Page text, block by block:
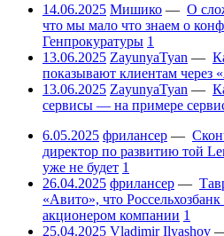
14.06.2025 Мишико — О
что мы мало что знаем о
Генпрокуратуры 1
13.06.2025 ZayunyaTyan —
показывают клиентам через
13.06.2025 ZayunyaTyan —
сервисы — на примере
6.05.2025 фрилансер —
директор по развитию той
уже не будет 1
26.04.2025 фрилансер —
«Авито», что
акционером компании 1
25.04.2025 Vladimir Ilyashov